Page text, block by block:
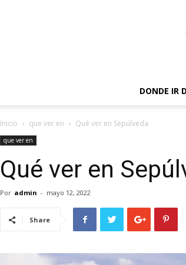
DONDE IR
Inicio que ver en Qué ver en Sepúlveda
que ver en
Qué ver en
Por admin - mayo 12, 2022
Share